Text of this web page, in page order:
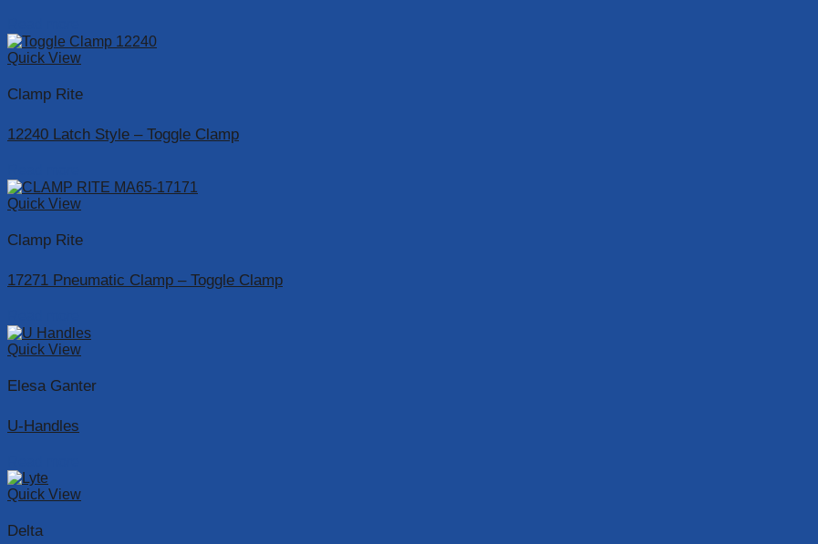
Quick View
Clamp Rite
12240 Latch Style – Toggle Clamp
Quick View
Clamp Rite
17271 Pneumatic Clamp – Toggle Clamp
Quick View
Elesa Ganter
U-Handles
Quick View
Delta